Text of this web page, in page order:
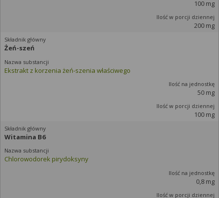
100 mg
200 mg
Żeń-szeń
Ekstrakt z korzenia żeń-szenia właściwego
50 mg
100 mg
Witamina B6
Chlorowodorek pirydoksyny
0,8 mg